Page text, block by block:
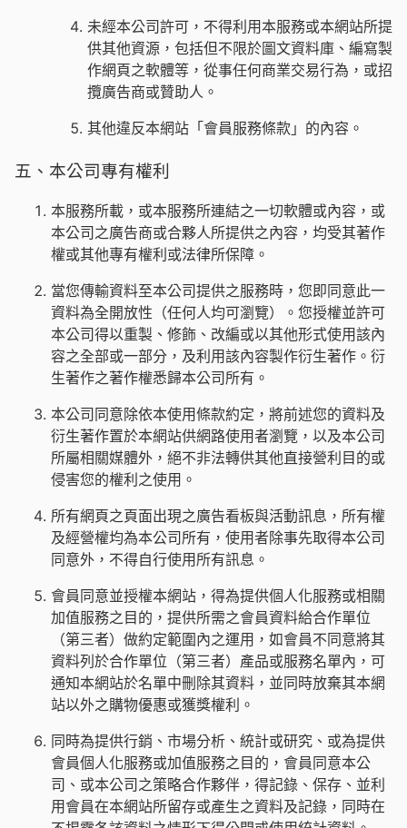
未經本公司許可，不得利用本服務或本網站所提
供其他資源，包括但不限於圖文資料庫、編寫製
作網頁之軟體等，從事任何商業交易行為，或招
攬廣告商或贊助人。
其他違反本網站「會員服務條款」的內容。
五、本公司專有權利
本服務所載，或本服務所連結之一切軟體或內容，或
本公司之廣告商或合夥人所提供之內容，均受其著作
權或其他專有權利或法律所保障。
當您傳輸資料至本公司提供之服務時，您即同意此一
資料為全開放性（任何人均可瀏覽）。您授權並許可
本公司得以重製、修飾、改編或以其他形式使用該內
容之全部或一部分，及利用該內容製作衍生著作。衍
生著作之著作權悉歸本公司所有。
本公司同意除依本使用條款約定，將前述您的資料及
衍生著作置於本網站供網路使用者瀏覽，以及本公司
所屬相關媒體外，絕不非法轉供其他直接營利目的或
侵害您的權利之使用。
所有網頁之頁面出現之廣告看板與活動訊息，所有權
及經營權均為本公司所有，使用者除事先取得本公司
同意外，不得自行使用所有訊息。
會員同意並授權本網站，得為提供個人化服務或相關
加值服務之目的，提供所需之會員資料給合作單位
（第三者）做約定範圍內之運用，如會員不同意將其
資料列於合作單位（第三者）產品或服務名單內，可
通知本網站於名單中刪除其資料，並同時放棄其本網
站以外之購物優惠或獲獎權利。
同時為提供行銷、市場分析、統計或研究、或為提供
會員個人化服務或加值服務之目的，會員同意本公
司、或本公司之策略合作夥伴，得記錄、保存、並利
用會員在本網站所留存或產生之資料及記錄，同時在